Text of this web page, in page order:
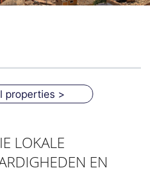
properties >
LOKALE
EN